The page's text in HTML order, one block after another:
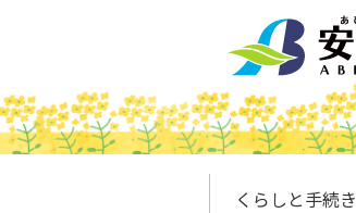
くらしと手続き